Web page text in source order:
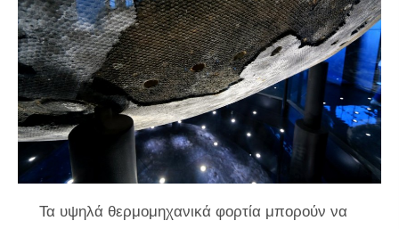
Τα υψηλά θερμομηχανικά φορτία μπορούν να